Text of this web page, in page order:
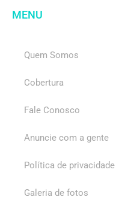
MENU
Quem Somos
Cobertura
Fale Conosco
Anuncie com a gente
Política de privacidade
Galeria de fotos